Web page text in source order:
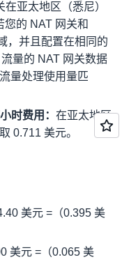
在亚太地区（悉尼）
您的 NAT 网关和
，并且配置在相同的
量的 NAT 网关数据
量处理使用量匹
时费用： 在亚太地区
0.711 美元。
美元 =（0.395 美
美元 =（0.065 美